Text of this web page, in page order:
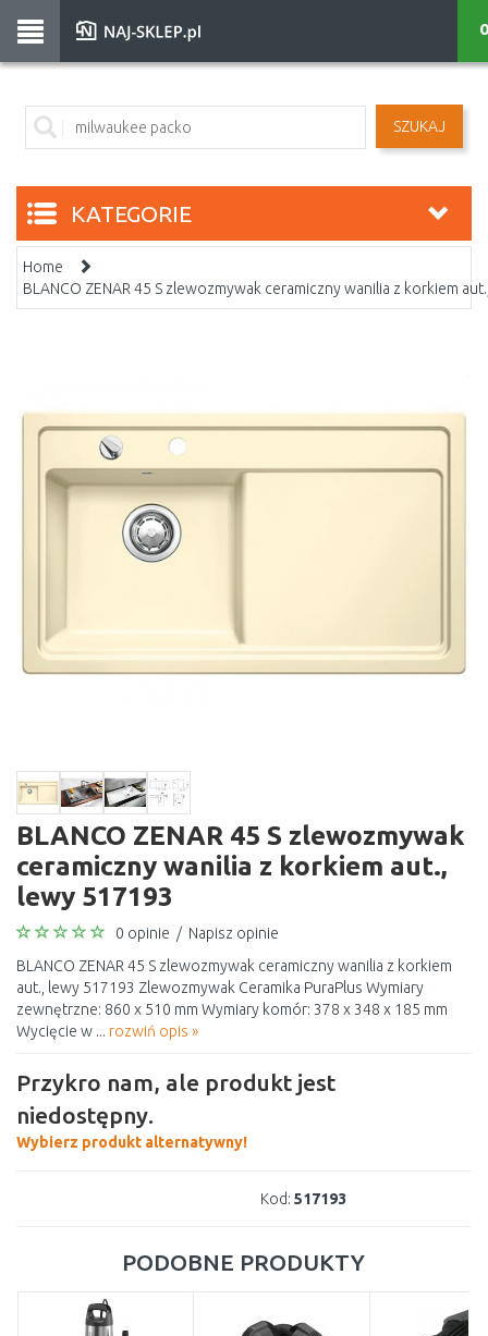
SZUKAJ
KATEGORIE
Home
BLANCO ZENAR 45 S zlewozmywak ceramiczny wanilia z korkiem
BLANCO ZENAR 45 S zlewozmywak
ceramiczny wanilia z korkiem aut.,
lewy 517193
0 opinie / Napisz opinie
BLANCO ZENAR 45 S zlewozmywak ceramiczny wanilia z korkiem
aut., lewy 517193 Zlewozmywak Ceramika PuraPlus Wymiary
zewnętrzne: 860 x 510 mm Wymiary komór: 378 x 348 x 185 mm
Wycięcie w ... rozwiń opis »
Przykro nam, ale produkt jest
niedostępny.
Wybierz produkt alternatywny!
Kod: 517193
PODOBNE PRODUKTY